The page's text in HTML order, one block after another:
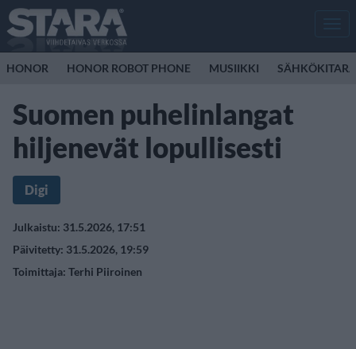
HONOR HONOR ROBOT PHONE MUSIIKKI SÄHKÖKITARA
Suomen puhelinlangat
hiljenevät lopullisesti
Digi
Julkaistu: 31.5.2026, 17:51
Päivitetty: 31.5.2026, 19:59
Toimittaja: Terhi Piiroinen